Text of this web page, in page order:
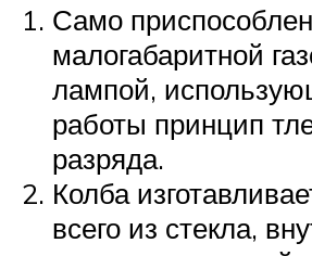
Само
малогабаритной
лампой,
работы принцип
разряда.
Колба
всего из стекла,